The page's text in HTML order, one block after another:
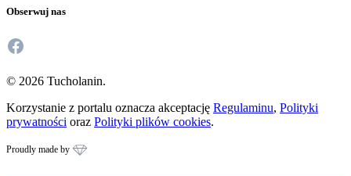
Obserwuj nas
Facebook
© 2026 Tucholanin.
Korzystanie z portalu oznacza akceptację Regulaminu, Polityki
prywatności oraz Polityki plików cookies.
Proudly made by